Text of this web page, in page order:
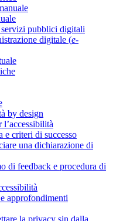
pubblici digitali
digitale (e-
by design
e criteri di successo
una dichiarazione di
di feedback e procedura di
approfondimenti
la privacy sin dalla